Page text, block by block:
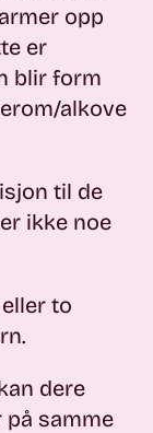
opp
er
blir form
alkove
til de
ikke noe
to
dere
samme